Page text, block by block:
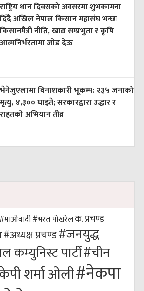
राष्ट्रिय धान दिवसको अवसरमा शुभकामना
दिँदै अखिल नेपाल किसान महासंघ भन्छः
किसानमैत्री नीति, खाद्य सम्प्रभुता र कृषि
आत्मनिर्भरतामा जोड देऊ
भेनेजुएलामा विनाशकारी भूकम्प: २३५ जनाको
मृत्यु, ४,३०० घाइते; सरकारद्वारा उद्धार र
राहतको अभियान तीव्र
#माओवादी#भरत पोखरेलक. प्रचण्ड
#अध्यक्ष प्रचण्ड#जनयुद्ध
कम्युनिस्ट पार्टी#चीन
केपी शर्मा ओली#नेकपा